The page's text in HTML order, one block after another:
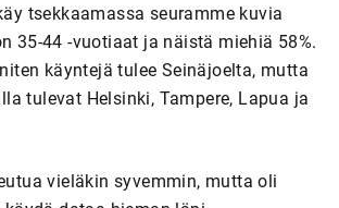
tsekkaamassa seuramme kuvia
35-44 -vuotiaat ja näistä miehiä 58%.
käyntejä tulee Seinäjoelta, mutta
tulevat Helsinki, Tampere, Lapua ja
vieläkin syvemmin, mutta oli